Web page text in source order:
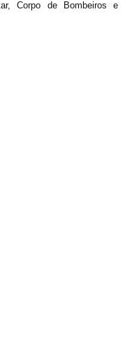
Corpo de Bombeiros e